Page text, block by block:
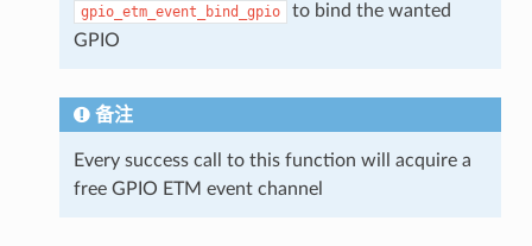
gpio_etm_event_bind_gpio
to bind the wanted
GPIO
备注
Every success call to this function will acquire a
free GPIO ETM event channel